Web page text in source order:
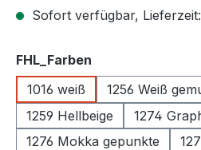
Sofort verfügbar,
FHL_Farben
1016 weiß
1256 Weiß
1259 Hellbeige
1274
1276 Mokka gepunkte